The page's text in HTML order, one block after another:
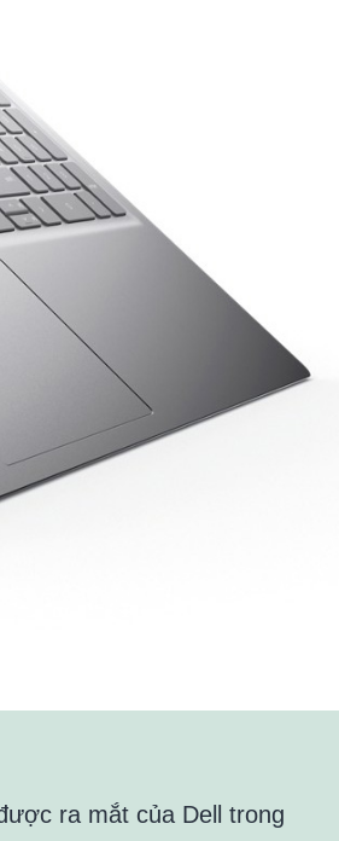
ra mắt của Dell trong